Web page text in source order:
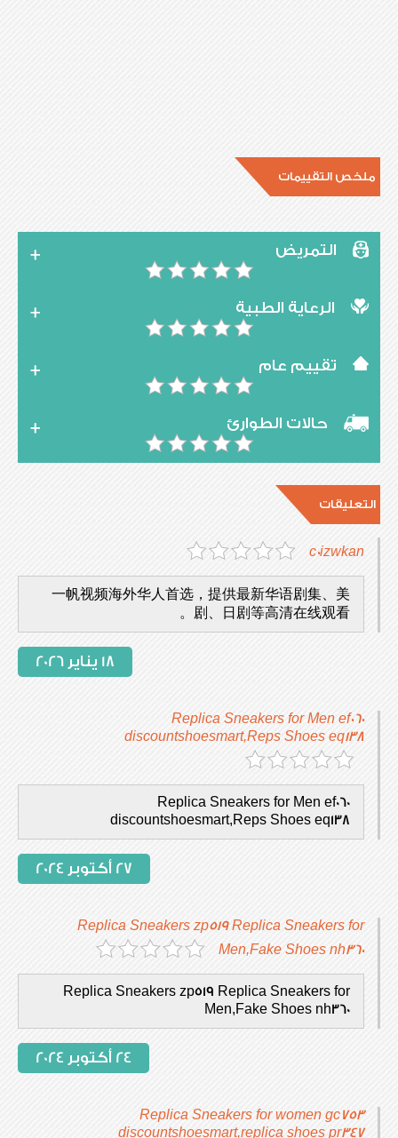
ملخص التقييمات
التمريض
الرعاية الطبية
تقييم عام
حالات الطوارئ
التعليقات
c0izwkan
一帆视频海外华人首选，提供最新华语剧集、美
剧、日剧等高清在线观看。
18 يناير 2026
Replica Sneakers for Men ef060
discountshoesmart,Reps Shoes eq138
Replica Sneakers for Men ef060
discountshoesmart,Reps Shoes eq138
27 أكتوبر 2024
Replica Sneakers zp519 Replica Sneakers for
Men,Fake Shoes nh360
Replica Sneakers zp519 Replica Sneakers for
Men,Fake Shoes nh360
24 أكتوبر 2024
Replica Sneakers for women gc753
discountshoesmart,replica shoes pr347